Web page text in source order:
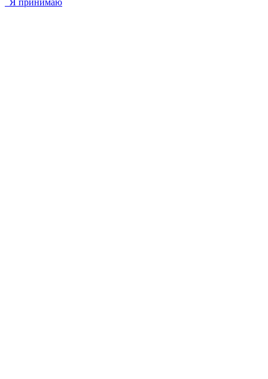
Я принимаю